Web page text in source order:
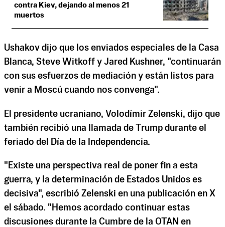
contra Kiev, dejando al menos 21
muertos
Ushakov dijo que los enviados especiales de la Casa
Blanca, Steve Witkoff y Jared Kushner, "continuarán
con sus esfuerzos de mediación y están listos para
venir a Moscú cuando nos convenga".
El presidente ucraniano, Volodímir Zelenski, dijo que
también recibió una llamada de Trump durante el
feriado del Día de la Independencia.
"Existe una perspectiva real de poner fin a esta
guerra, y la determinación de Estados Unidos es
decisiva", escribió Zelenski en una publicación en X
el sábado. "Hemos acordado continuar estas
discusiones durante la Cumbre de la OTAN en